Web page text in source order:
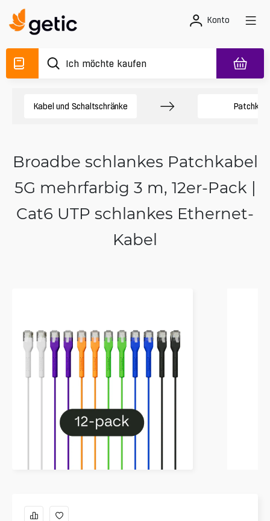
Konto
Kabel und Schaltschränke
Broadbe schlankes Patchkabel
5G mehrfarbig 3 m, 12er-Pack |
Cat6 UTP schlankes Ethernet-
Kabel